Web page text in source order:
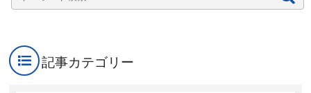
記事カテゴリー